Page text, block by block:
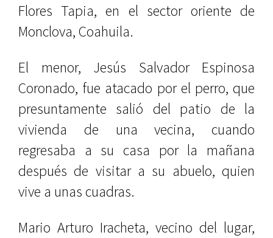
Flores Tapia, en el sector oriente de
Monclova, Coahuila.
El menor, Jesús Salvador Espinosa
Coronado, fue atacado por el perro, que
presuntamente salió del patio de la
vivienda de una vecina, cuando
regresaba a su casa por la mañana
después de visitar a su abuelo, quien
vive a unas cuadras.
Mario Arturo Iracheta, vecino del lugar,